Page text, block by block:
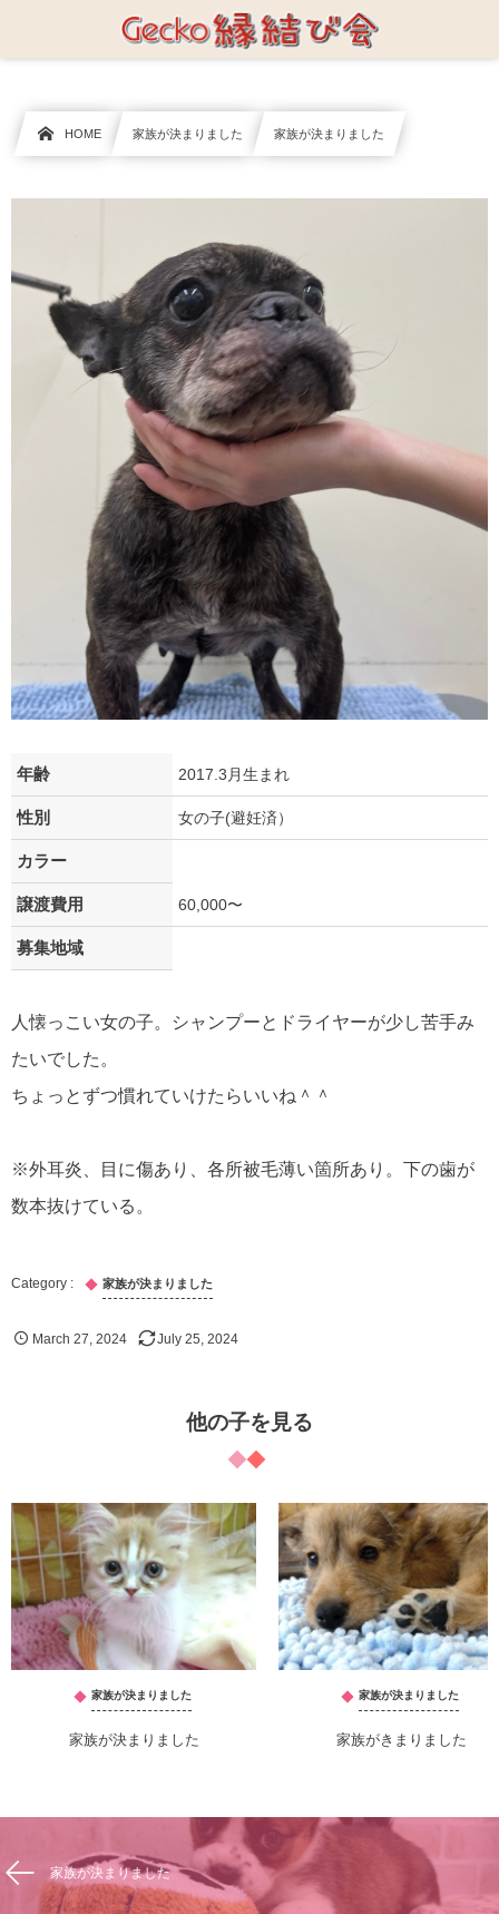
HOME 家族が決まりました 家族が決まりました
年齢 2017.3月生まれ
性別 女の子(避妊済）
カラー
譲渡費用 60,000〜
募集地域
人懐っこい女の子。シャンプーとドライヤーが少し苦手み
たいでした。
ちょっとずつ慣れていけたらいいね＾＾
※外耳炎、目に傷あり、各所被毛薄い箇所あり。下の歯が
数本抜けている。
家族が決まりました
March 27 ,2024 July 25 2024
他の子を見る
家族が決まりました
家族が決まりました
家族が決まりました
家族がきまりました
家族が決まりました